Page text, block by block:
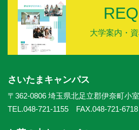
大学案内・
さいたまキャンパス
〒362-0806 埼玉県北足立郡伊奈町小
TEL.048-721-1155 FAX.048-721-6718